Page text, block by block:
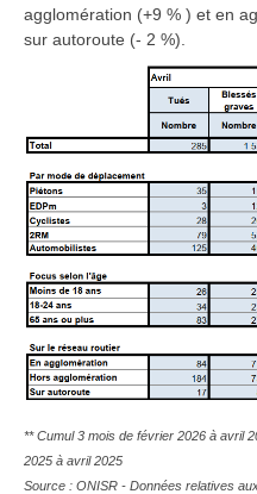
agglomération (+9 % ) et en
sur autoroute (- 2 %).
** Cumul 3 mois de février 2026 à avril
2025 à avril 2025
Source : ONISR - Données relatives